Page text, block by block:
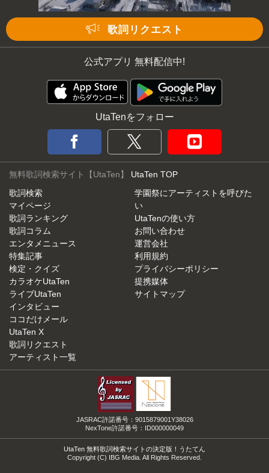
歌詞リクエスト
公式アプリ 無料配信中!
UtaTenをフォロー
無料歌詞検索サイト【UtaTen】 UtaTen TOP
歌詞検索
マイページ
歌詞ランキング
歌詞コラム
エンタメニュース
特集記事
検定・クイズ
カラオケUtaTen
ライブUtaTen
インタビュー
ココだけメール
UtaTen X
歌詞リクエスト
アーティスト一覧
学園祭にアーティストを呼びた
い
UtaTenの使い方
お問い合わせ
運営会社
利用規約
プライバシーポリシー
提携媒体
サイトマップ
JASRAC許諾番号：9015879001Y38026
NexTone許諾番号：ID000000049
UtaTen 無料歌詞検索サイトの決定版！うたてん
Copyright (C) IBG Media. All Rights Reserved.